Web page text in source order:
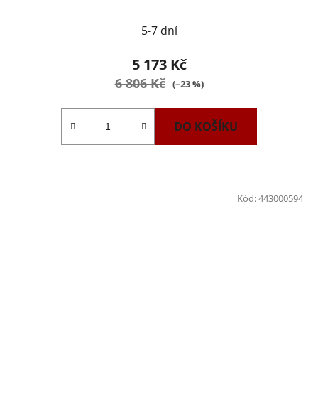
5-7 dní
5 173 Kč
6 806 Kč (–23 %)
DO KOŠÍKU
Kód:443000594